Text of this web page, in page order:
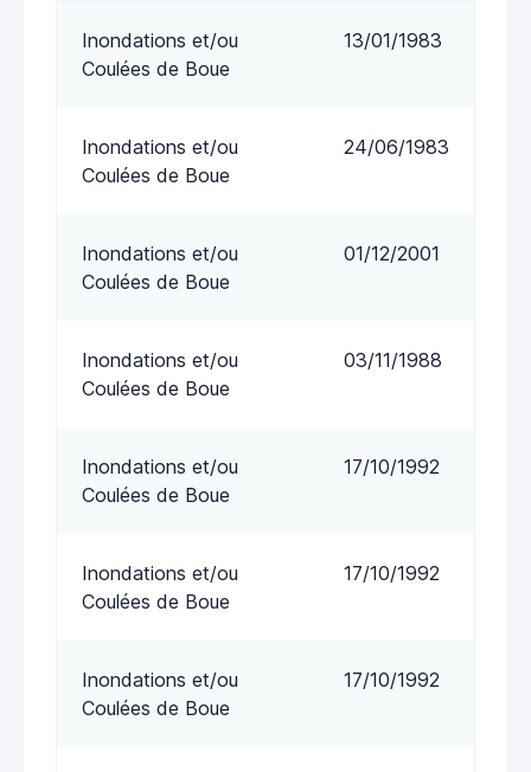
Inondations et/ou
Coulées de Boue
13/01/1983
Inondations et/ou
Coulées de Boue
24/06/1983
Inondations et/ou
Coulées de Boue
01/12/2001
Inondations et/ou
Coulées de Boue
03/11/1988
Inondations et/ou
Coulées de Boue
17/10/1992
Inondations et/ou
Coulées de Boue
17/10/1992
Inondations et/ou
Coulées de Boue
17/10/1992